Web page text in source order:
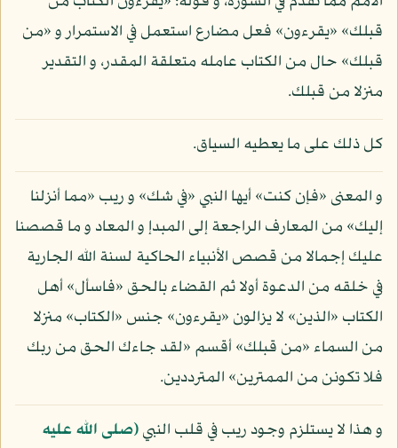
قبلك» «يقرءون» فعل مضارع استعمل في الاستمرار و «من
قبلك» حال من الكتاب عامله متعلقة المقدر، و التقدير
منزلا من قبلك.
كل ذلك على ما يعطيه السياق.
و المعنى «فإن كنت» أيها النبي «في شك» و ريب «مما أنزلنا
إليك» من المعارف الراجعة إلى المبدإ و المعاد و ما قصصنا
عليك إجمالا من قصص الأنبياء الحاكية لسنة الله الجارية
في خلقه من الدعوة أولا ثم القضاء بالحق «فاسأل» أهل
الكتاب «الذين» لا يزالون «يقرءون» جنس «الكتاب» منزلا
من السماء «من قبلك» أقسم «لقد جاءك الحق من ربك
فلا تكونن من الممترين» المترددين.
و هذا لا يستلزم وجود ريب في قلب النبي(صلى الله عليه